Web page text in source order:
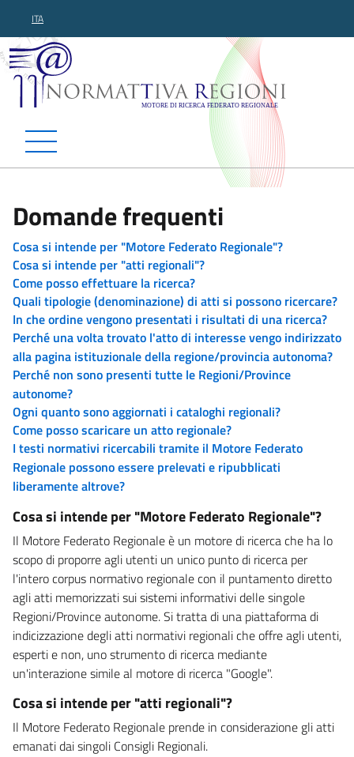
ITA
Normattiva Regioni -
Domande frequenti
Cosa si intende per "Motore Federato Regionale"?
Cosa si intende per "atti regionali"?
Come posso effettuare la ricerca?
Quali tipologie (denominazione) di atti si possono ricercare?
In che ordine vengono presentati i risultati di una ricerca?
Perché una volta trovato l'atto di interesse vengo indirizzato
alla pagina istituzionale della regione/provincia autonoma?
Perché non sono presenti tutte le Regioni/Province
autonome?
Ogni quanto sono aggiornati i cataloghi regionali?
Come posso scaricare un atto regionale?
I testi normativi ricercabili tramite il Motore Federato
Regionale possono essere prelevati e ripubblicati
liberamente altrove?
Cosa si intende per "Motore Federato Regionale"?
Il Motore Federato Regionale è un motore di ricerca che ha lo
scopo di proporre agli utenti un unico punto di ricerca per
l'intero corpus normativo regionale con il puntamento diretto
agli atti memorizzati sui sistemi informativi delle singole
Regioni/Province autonome. Si tratta di una piattaforma di
indicizzazione degli atti normativi regionali che offre agli utenti,
esperti e non, uno strumento di ricerca mediante
un'interazione simile al motore di ricerca "Google".
Cosa si intende per "atti regionali"?
Il Motore Federato Regionale prende in considerazione gli atti
emanati dai singoli Consigli Regionali.